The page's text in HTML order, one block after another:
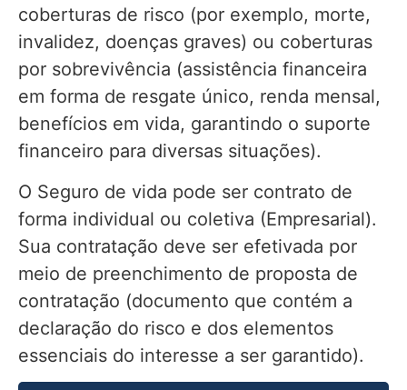
coberturas de risco (por exemplo, morte,
invalidez, doenças graves) ou coberturas
por sobrevivência (assistência financeira
em forma de resgate único, renda mensal,
benefícios em vida, garantindo o suporte
financeiro para diversas situações).
O Seguro de vida pode ser contrato de
forma individual ou coletiva (Empresarial).
Sua contratação deve ser efetivada por
meio de preenchimento de proposta de
contratação (documento que contém a
declaração do risco e dos elementos
essenciais do interesse a ser garantido).